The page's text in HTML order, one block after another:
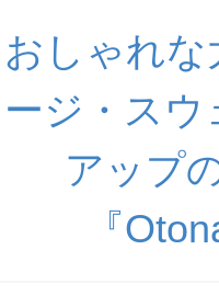
おしゃれな
ージ・スウ
アップ
『